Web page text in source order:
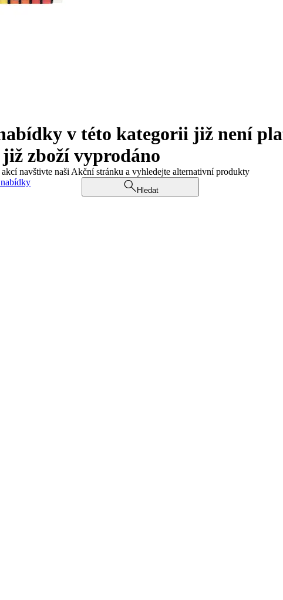
v této kategorii již není
již zboží vyprodáno
navštivte naši Akční stránku a vyhledejte alternativní produkty
Hledat